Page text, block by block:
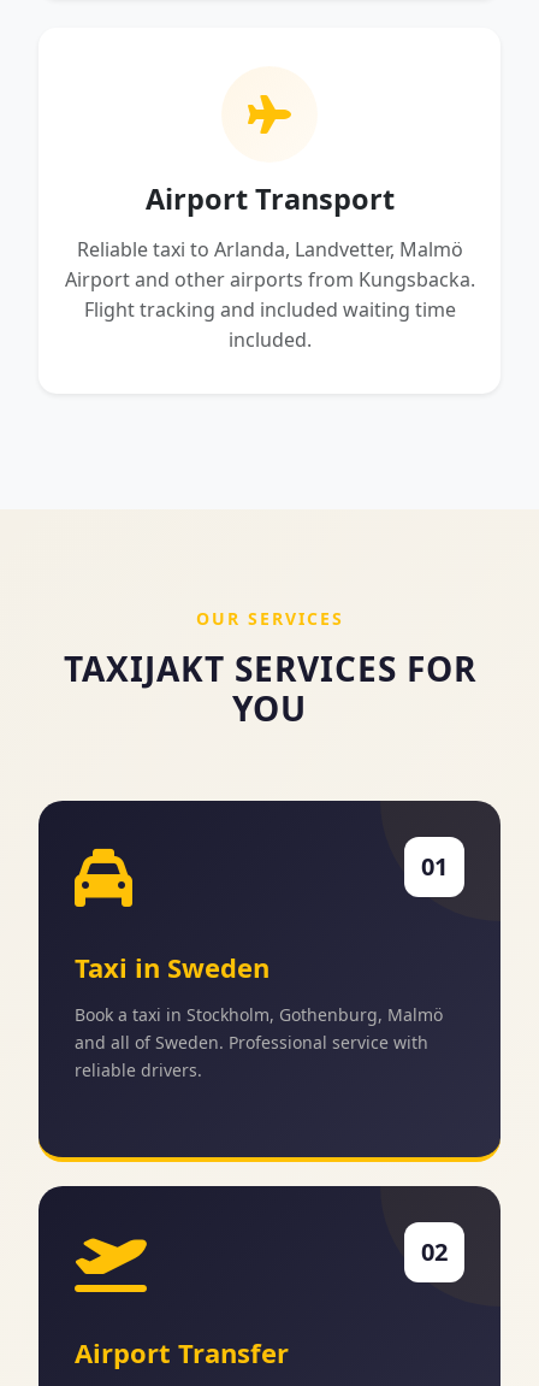
Airport Transport
Reliable taxi to Arlanda, Landvetter, Malmö
Airport and other airports from Kungsbacka.
Flight tracking and included waiting time
included.
OUR SERVICES
TAXIJAKT SERVICES FOR
YOU
01
Taxi in Sweden
Book a taxi in Stockholm, Gothenburg, Malmö
and all of Sweden. Professional service with
reliable drivers.
02
Airport Transfer